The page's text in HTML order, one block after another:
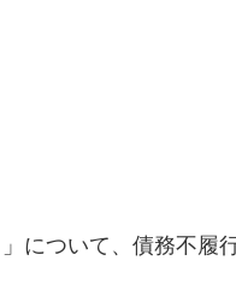
について、債務不履